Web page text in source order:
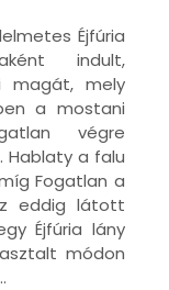
Éjfúria
indult,
magát, mely
a mostani
végre
Hablaty a falu
Fogatlan a
eddig látott
Éjfúria lány
módon